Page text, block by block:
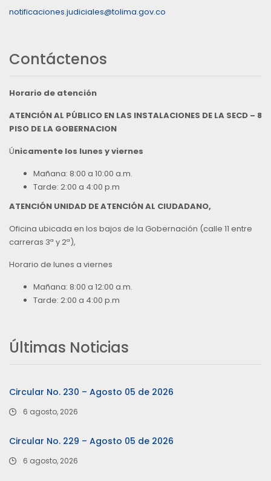
notificaciones.judiciales@tolima.gov.co
Contáctenos
Horario de atención
ATENCIÓN AL PÚBLICO EN LAS INSTALACIONES DE LA SECD – 8
PISO DE LA GOBERNACION
Únicamente los lunes y viernes
Mañana: 8:00 a 10:00 a.m.
Tarde: 2:00 a 4:00 p.m
ATENCIÓN UNIDAD DE ATENCIÓN AL CIUDADANO,
Oficina ubicada en los bajos de la Gobernación (calle 11 entre
carreras 3ª y 2ª),
Horario de lunes a viernes
Mañana: 8:00 a 12:00 a.m.
Tarde: 2:00 a 4:00 p.m
Últimas Noticias
Circular No. 230 – Agosto 05 de 2026
6 agosto, 2026
Circular No. 229 – Agosto 05 de 2026
6 agosto, 2026